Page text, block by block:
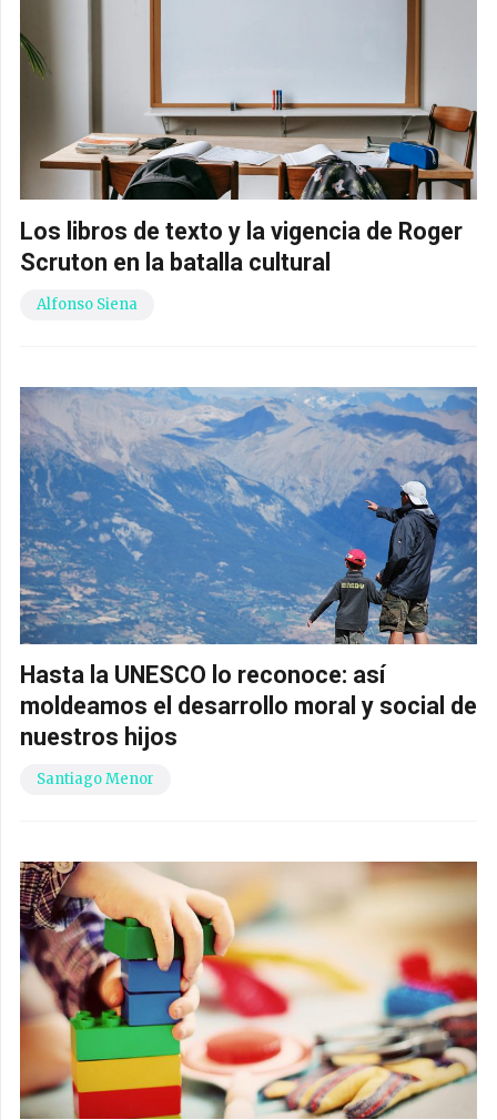
Los libros de texto y la vigencia de Roger
Scruton en la batalla cultural
Alfonso Siena
Hasta la UNESCO lo reconoce: así
moldeamos el desarrollo moral y social de
nuestros hijos
Santiago Menor